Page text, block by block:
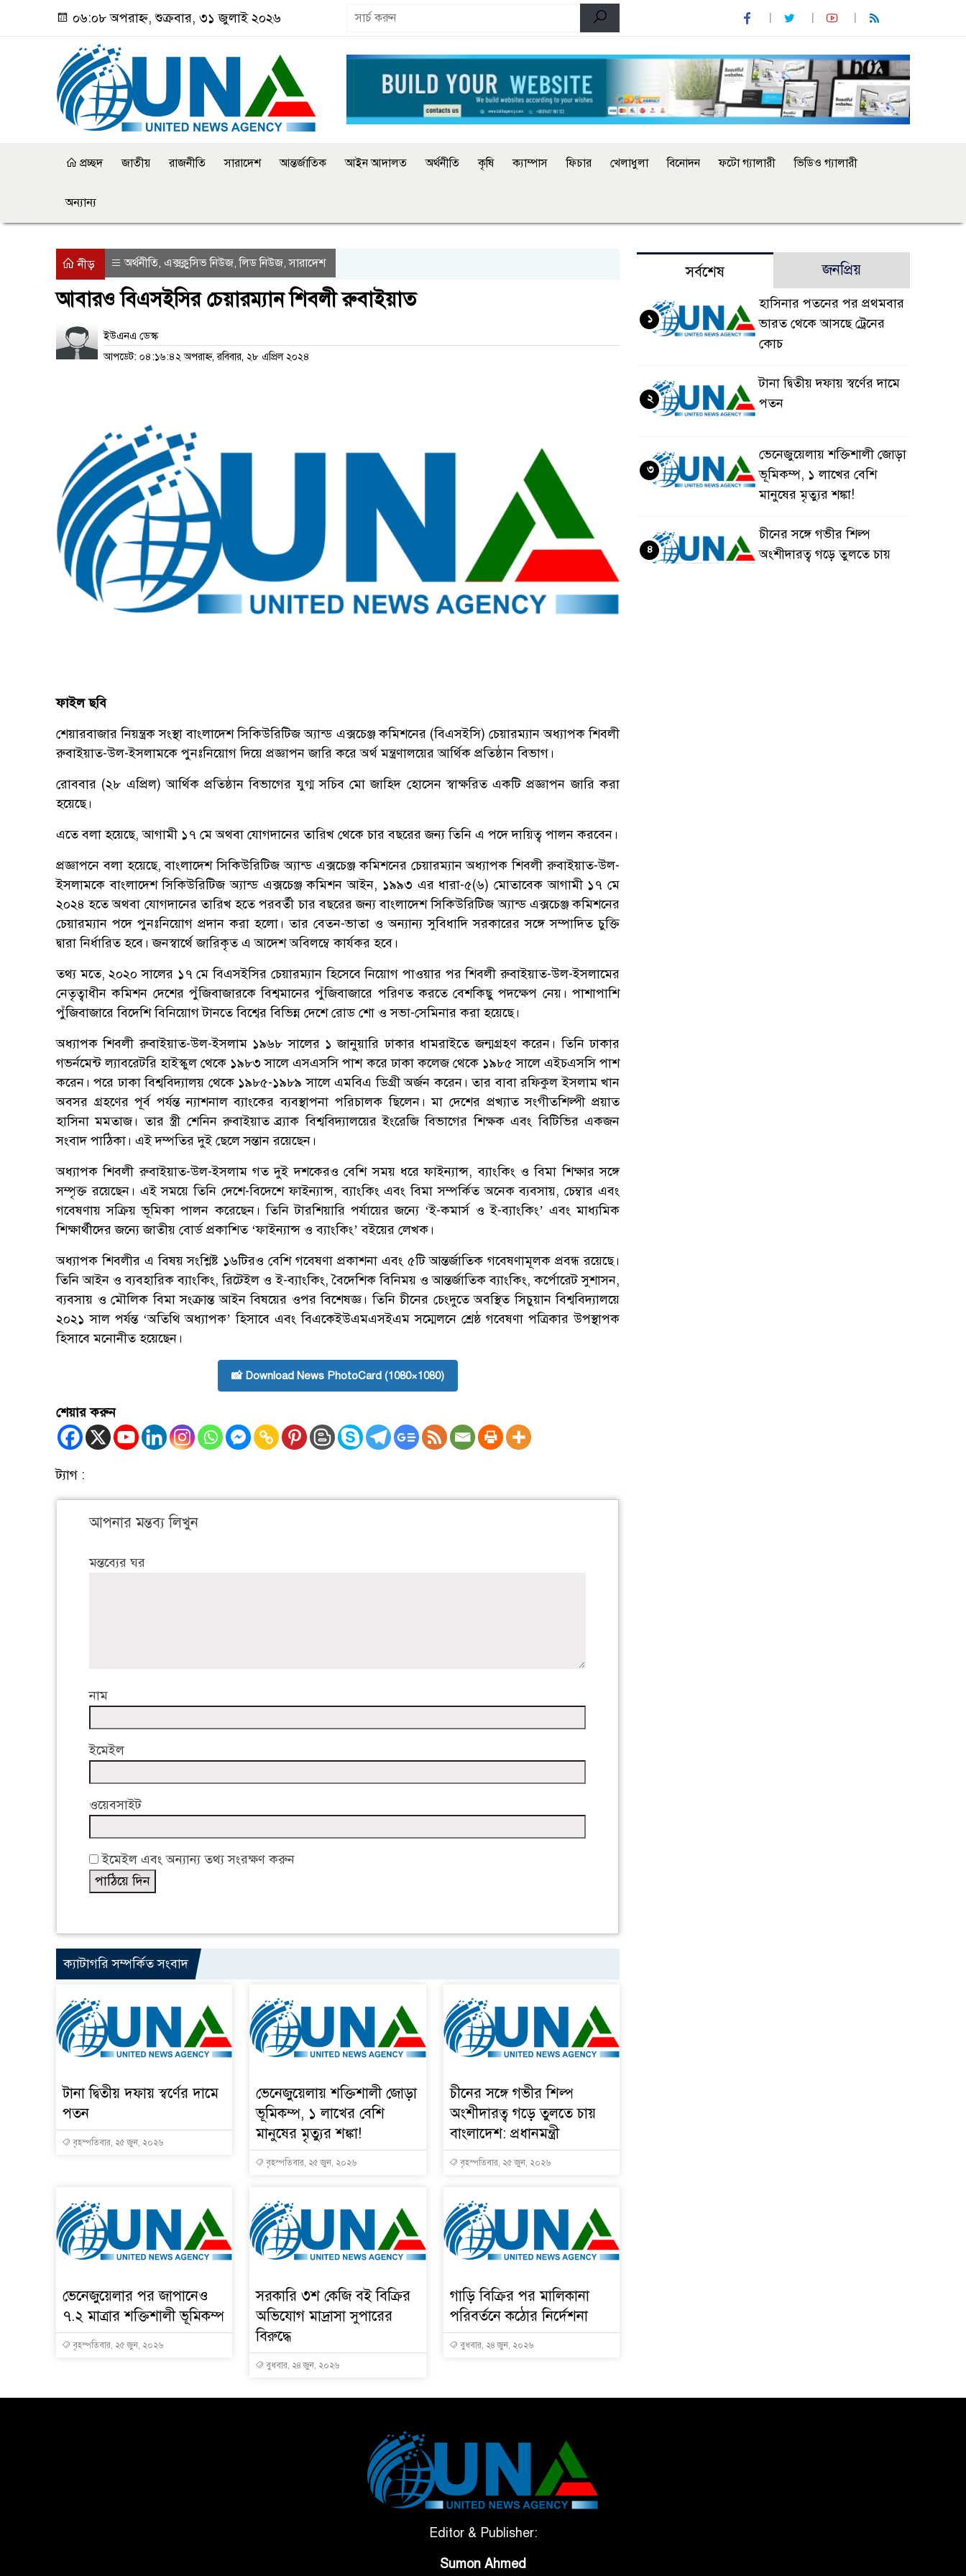
০৬:০৮ অপরাহ্ন, শুক্রবার, ৩১ জুলাই ২০২৬
প্রচ্ছদ জাতীয় রাজনীতি সারাদেশ আন্তর্জাতিক আইন আদালত অর্থনীতি কৃষি ক্যাম্পাস ফিচার খেলাধুলা বিনোদন ফটো গ্যালারী ভিডিও গ্যালারী
অন্যান্য
নীড় অর্থনীতি এক্সক্লুসিভ নিউজ ,লিড নিউজ ,সারাদেশ
আবারও বিএসইসির চেয়ারম্যান শিবলী রুবাইয়াত
ইউএনএ ডেস্ক
আপডেট: ০৪:১৬:৪২ অপরাহ্ন, রবিবার, ২৮ এপ্রিল ২০২৪
ফাইল ছবি
শেয়ারবাজার নিয়ন্ত্রক সংস্থা বাংলাদেশ সিকিউরিটিজ অ্যান্ড এক্সচেঞ্জ কমিশনের (বিএসইসি) চেয়ারম্যান অধ্যাপক শিবলী
রুবাইয়াত-উল-ইসলামকে পুনঃনিয়োগ দিয়ে প্রজ্ঞাপন জারি করে অর্থ মন্ত্রণালয়ের আর্থিক প্রতিষ্ঠান বিভাগ।
রোববার (২৮ এপ্রিল) আর্থিক প্রতিষ্ঠান বিভা‌গের যুগ্ম সচিব মো জাহিদ হোসেন স্বাক্ষরিত একটি প্রজ্ঞাপন জারি করা
হয়েছে।
এতে বলা হয়েছে, আগামী ১৭ মে অথবা যোগদা‌নের তা‌রিখ থেকে চার বছরের জন্য তিনি এ পদে দায়িত্ব পালন করবেন।
প্রজ্ঞাপনে বলা হয়েছে, বাংলাদেশ সিকিউরিটিজ অ্যান্ড এক্সচেঞ্জ কমিশনের চেয়ারম্যান অধ্যাপক শিবলী রুবাইয়াত-উল-
ইসলামকে বাংলাদেশ সিকিউরিটিজ অ্যান্ড এক্সচেঞ্জ কমিশন আইন, ১৯৯৩ এর ধারা-৫(৬) মোতাবেক আগামী ১৭ মে
২০২৪ হতে অথবা যোগদানের তারিখ হতে পরবর্তী চার বছরের জন্য বাংলাদেশ সিকিউরিটিজ অ্যান্ড এক্সচেঞ্জ কমিশনের
চেয়ারম্যান পদে পুনঃনিয়োগ প্রদান করা হলো। তার বেতন-ভাতা ও অন্যান্য সুবিধাদি সরকারের সঙ্গে সম্পাদিত চুক্তি
দ্বারা নির্ধারিত হবে। জনস্বার্থে জারিকৃত এ আদেশ অবিলম্বে কার্যকর হবে।
তথ্য মতে, ২০২০ সালের ১৭ মে বিএসইসির চেয়ারম্যান হিসেবে নিয়োগ পাওয়ার পর শিবলী রুবাইয়াত-উল-ইসলামের
নেতৃত্বাধীন কমিশন দেশের পুঁজিবাজারকে বিশ্বমানের পুঁজিবাজারে পরিণত করতে বেশকিছু পদক্ষেপ নেয়। পাশাপাশি
পুঁজিবাজারে বিদেশি বিনিয়োগ টানতে বিশ্বের বিভিন্ন দেশে রোড শো ও সভা-সেমিনার করা হয়েছে।
অধ্যাপক শিবলী রুবাইয়াত-উল-ইসলাম ১৯৬৮ সালের ১ জানুয়ারি ঢাকার ধামরাইতে জন্মগ্রহণ করেন। তিনি ঢাকার
গভর্নমেন্ট ল্যাবরেটরি হাইস্কুল থেকে ১৯৮৩ সালে এসএসসি পাশ করে ঢাকা কলেজ থেকে ১৯৮৫ সালে এইচএসসি পাশ
করেন। পরে ঢাকা বিশ্ববিদ্যালয় থেকে ১৯৮৫-১৯৮৯ সালে এমবিএ ডিগ্রী অর্জন করেন। তার বাবা রফিকুল ইসলাম খান
অবসর গ্রহণের পূর্ব পর্যন্ত ন্যাশনাল ব্যাংকের ব্যবস্থাপনা পরিচালক ছিলেন। মা দেশের প্রখ্যাত সংগীতশিল্পী প্রয়াত
হাসিনা মমতাজ। তার স্ত্রী শেনিন রুবাইয়াত ব্র্যাক বিশ্ববিদ্যালয়ের ইংরেজি বিভাগের শিক্ষক এবং বিটিভির একজন
সংবাদ পাঠিকা। এই দম্পতির দুই ছেলে সন্তান রয়েছেন।
অধ্যাপক শিবলী রুবাইয়াত-উল-ইসলাম গত দুই দশকেরও বেশি সময় ধরে ফাইন্যান্স, ব্যাংকিং ও বিমা শিক্ষার সঙ্গে
সম্পৃক্ত রয়েছেন। এই সময়ে তিনি দেশে-বিদেশে ফাইন্যান্স, ব্যাংকিং এবং বিমা সম্পর্কিত অনেক ব্যবসায়, চেম্বার এবং
গবেষণায় সক্রিয় ভূমিকা পালন করেছেন। তিনি টারশিয়ারি পর্যায়ের জন্যে ‘ই-কমার্স ও ই-ব্যাংকিং’ এবং মাধ্যমিক
শিক্ষার্থীদের জন্যে জাতীয় বোর্ড প্রকাশিত ‘ফাইন্যান্স ও ব্যাংকিং’ বইয়ের লেখক।
অধ্যাপক শিবলীর এ বিষয় সংশ্লিষ্ট ১৬টিরও বেশি গবেষণা প্রকাশনা এবং ৫টি আন্তর্জাতিক গবেষণামূলক প্রবন্ধ রয়েছে।
তিনি আইন ও ব্যবহারিক ব্যাংকিং, রিটেইল ও ই-ব্যাংকিং, বৈদেশিক বিনিময় ও আন্তর্জাতিক ব্যাংকিং, কর্পোরেট সুশাসন,
ব্যবসায় ও মৌলিক বিমা সংক্রান্ত আইন বিষয়ের ওপর বিশেষজ্ঞ। তিনি চীনের চেংদুতে অবস্থিত সিচুয়ান বিশ্ববিদ্যালয়ে
২০২১ সাল পর্যন্ত ‘অতিথি অধ্যাপক’ হিসাবে এবং বিএকেইউএমএসইএম সম্মেলনে শ্রেষ্ঠ গবেষণা পত্রিকার উপস্থাপক
হিসাবে মনোনীত হয়েছেন।
📸 Download News PhotoCard (1080×1080)
শেয়ার করুন
ট্যাগ :
আপনার মন্তব্য লিখুন
মন্তব্যের ঘর
নাম
ইমেইল
ওয়েবসাইট
ইমেইল এবং অন্যান্য তথ্য সংরক্ষণ করুন
ক্যাটাগরি সম্পর্কিত সংবাদ
টানা দ্বিতীয় দফায় স্বর্ণের দামে
পতন
বৃহস্পতিবার, ২৫ জুন, ২০২৬
ভেনেজুয়েলায় শক্তিশালী জোড়া
ভূমিকম্প, ১ লাখের বেশি
মানুষের মৃত্যুর শঙ্কা!
বৃহস্পতিবার, ২৫ জুন, ২০২৬
চীনের সঙ্গে গভীর শিল্প
অংশীদারত্ব গড়ে তুলতে চায়
বাংলাদেশ: প্রধানমন্ত্রী
বৃহস্পতিবার, ২৫ জুন, ২০২৬
ভেনেজুয়েলার পর জাপানেও
৭.২ মাত্রার শক্তিশালী ভূমিকম্প
বৃহস্পতিবার, ২৫ জুন, ২০২৬
সরকারি ৩শ কেজি বই বিক্রির
অভিযোগ মাদ্রাসা সুপারের
বিরুদ্ধে
বুধবার, ২৪ জুন, ২০২৬
গাড়ি বিক্রির পর মালিকানা
পরিবর্তনে কঠোর নির্দেশনা
বুধবার, ২৪ জুন, ২০২৬
সর্বশেষ জনপ্রিয়
হাসিনার পতনের পর প্রথমবার
ভারত থেকে আসছে ট্রেনের
কোচ
১
টানা দ্বিতীয় দফায় স্বর্ণের দামে
পতন
২
ভেনেজুয়েলায় শক্তিশালী জোড়া
ভূমিকম্প, ১ লাখের বেশি
মানুষের মৃত্যুর শঙ্কা!
৩
চীনের সঙ্গে গভীর শিল্প
অংশীদারত্ব গড়ে তুলতে চায়
৪
Editor & Publisher:
Sumon Ahmed